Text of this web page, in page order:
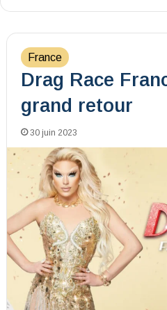
France
Drag Race
grand retour
30 juin 2023